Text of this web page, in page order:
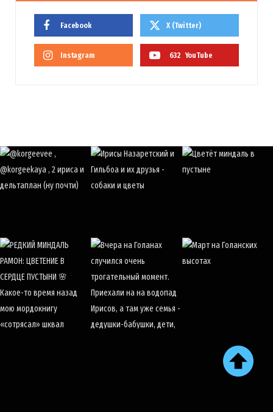
Facebook X (Twitter)
Instagram 632 YouTube